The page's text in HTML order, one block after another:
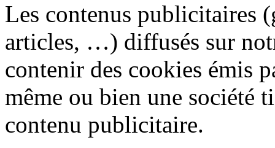
Les contenus publicitaires
articles, …) diffusés sur
contenir des cookies émis
même ou bien une société
contenu publicitaire.